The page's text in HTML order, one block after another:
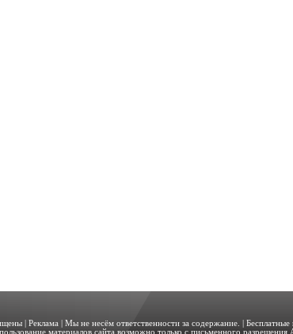
|Реклама
| Мы не несём ответственности за содержание. |
материалов сайта возможно только с письменного разрешения